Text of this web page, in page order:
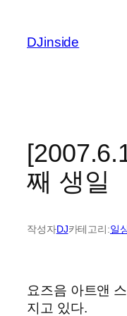
DJinside
째 생일
작성자DJ카테고리:일
요즈음 아트앤
지고 있다.